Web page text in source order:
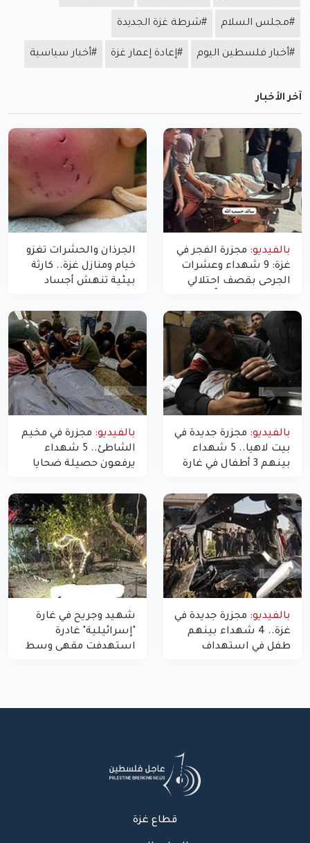
#مجلس السلام #شرطة غزة الجديدة
#أخبار فلسطين اليوم #إعادة إعمار غزة #أخبار سياسية
آخر الأخبار
بالفيديو: مجزرة الفجر في
غزة: 9 شهداء وعشرات
الجرحى بقصف احتلالي
الجرذان والحشرات تغزو
خيام ومنازل غزة.. كارثة
بيئية تنهش أجساد
بالفيديو: مجزرة جديدة في
بيت لاهيا.. 5 شهداء
بينهم 3 أطفال في غارة
غزة
بالفيديو: مجزرة في مخيم
الشاطئ.. 5 شهداء
يرفعون حصيلة ضحايا
بالفيديو: مجزرة جديدة في
غزة.. 4 شهداء بينهم
طفل في استهداف
شهيد وجريح في غارة
"إسرائيلية" غادرة
استهدفت مقهى وسط
قطاع غزة